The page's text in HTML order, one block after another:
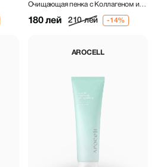
Foam 120 ml
Очищающая пенка с Коллагеном и
180 лей 210 лей
AROCELL